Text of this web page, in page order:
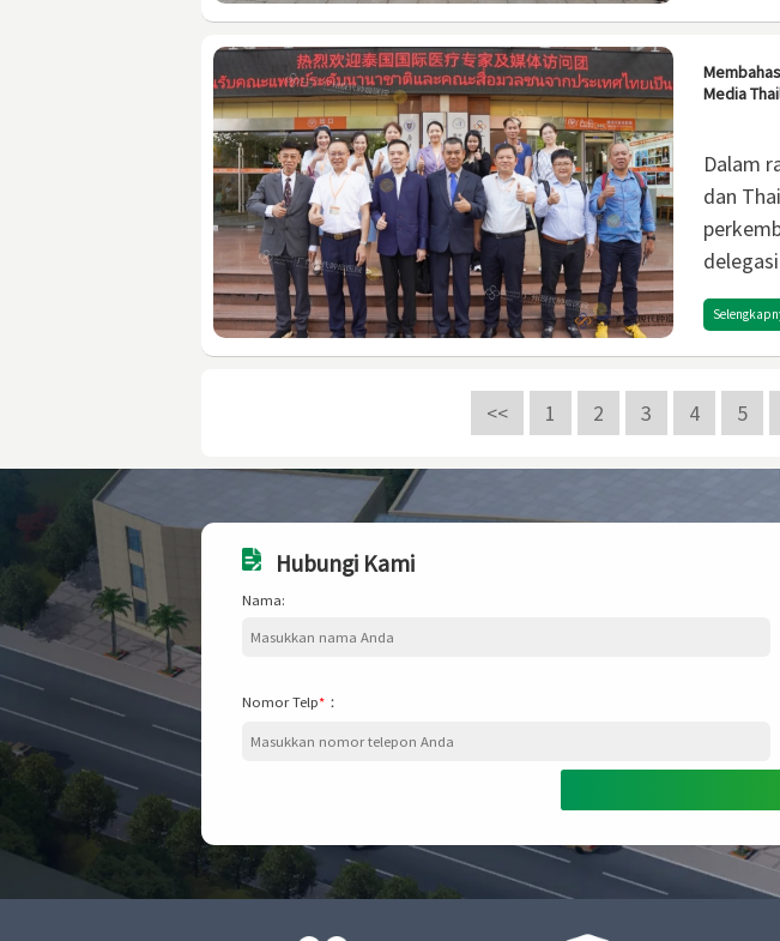
Media
Dalam
dan
<< 1 2 3 4 5
Hubungi Kami
Nama:
Nomor Telp*：